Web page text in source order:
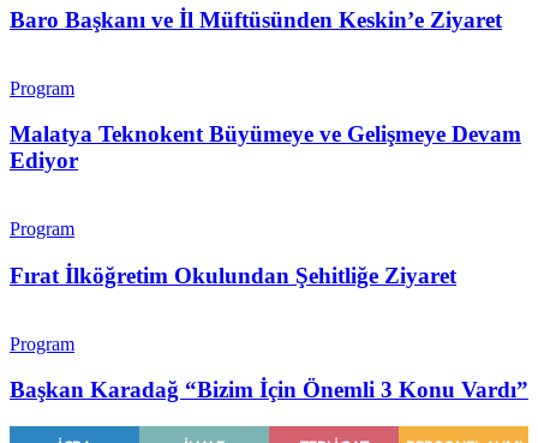
Baro Başkanı ve İl Müftüsünden Keskin’e Ziyaret
Program
Malatya Teknokent Büyümeye ve Gelişmeye Devam
Ediyor
Program
Fırat İlköğretim Okulundan Şehitliğe Ziyaret
Program
Başkan Karadağ “Bizim İçin Önemli 3 Konu Vardı”